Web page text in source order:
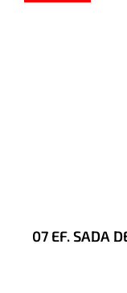
07 EF. SADA